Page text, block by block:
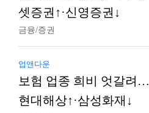
셋증권↑·신영증권↓
금융/증권
업앤다운
보험 업종 희비 엇갈려…
현대해상↑·삼성화재↓